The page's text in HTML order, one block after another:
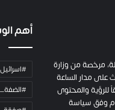
مرخصة من وزارة
على مدار الساعة
للرؤية والمحتوى
وفق سياسة
أهم
#اسرائيل